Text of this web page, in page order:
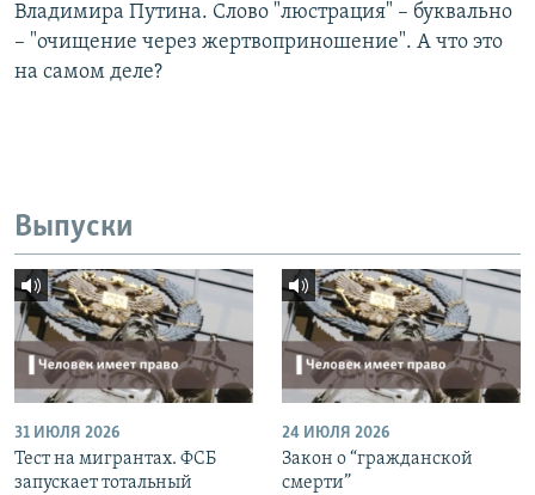
Владимира Путина. Слово "люстрация" – буквально
– "очищение через жертвоприношение". А что это
на самом деле?
Выпуски
31 ИЮЛЯ 2026
Тест на мигрантах. ФСБ
запускает тотальный
24 ИЮЛЯ 2026
Закон о “гражданской
смерти”